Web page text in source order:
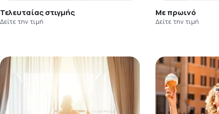
Τελευταίας στιγμής
Δείτε την τιμή
Με πρωινό
Δείτε την τιμή